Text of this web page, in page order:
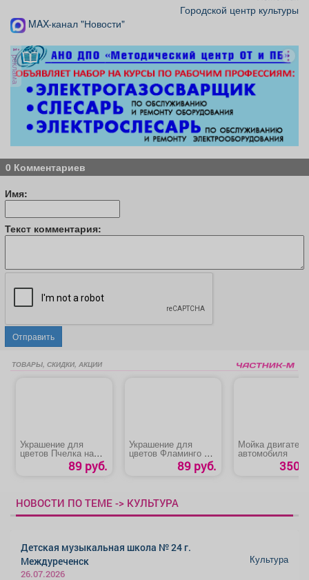
Городской центр культуры
MAX-канал "Новости"
реклама
0 Комментариев
Имя:
Текст комментария:
Отправить
ТОВАРЫ, СКИДКИ, АКЦИИ
Украшение для
цветов Пчелка на
цветке 89 руб.
Украшение для
цветов Фламинго с
крыльями 89 руб.
Мойка двигателя
автомобиля
350
НОВОСТИ ПО ТЕМЕ -> КУЛЬТУРА
Детская музыкальная школа № 24 г.
Междуреченск
26.07.2026
Культура